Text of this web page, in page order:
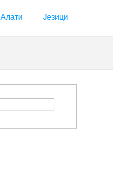
Алати Језици